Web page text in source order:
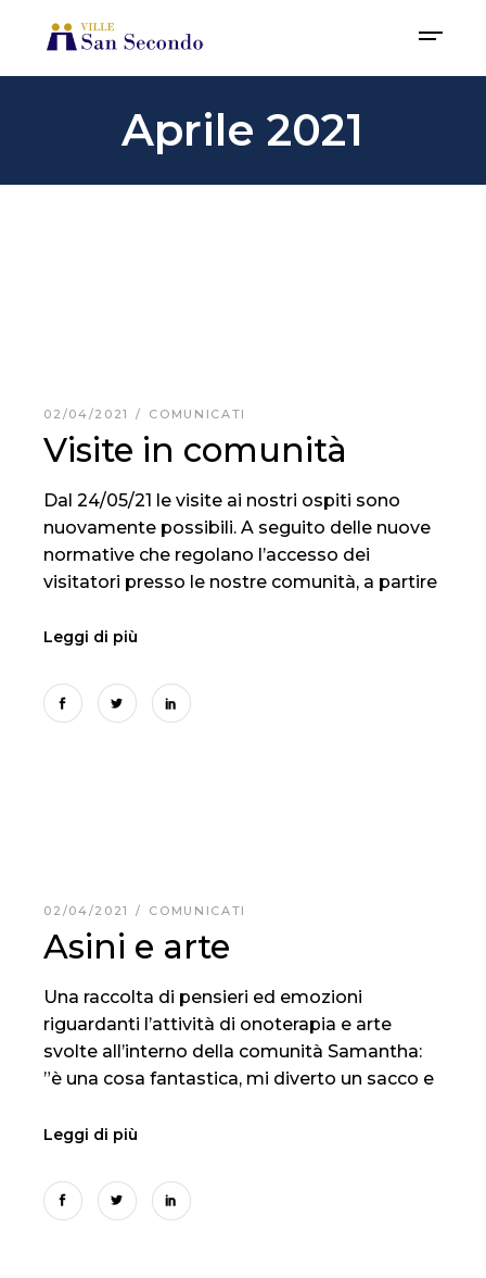
Aprile 2021
02/04/2021 COMUNICATI
Visite in comunità
Dal 24/05/21 le visite ai nostri ospiti sono
nuovamente possibili. A seguito delle nuove
normative che regolano l’accesso dei
visitatori presso le nostre comunità, a partire
Leggi di più
02/04/2021 COMUNICATI
Asini e arte
Una raccolta di pensieri ed emozioni
riguardanti l’attività di onoterapia e arte
svolte all’interno della comunità Samantha:
”è una cosa fantastica, mi diverto un sacco e
Leggi di più